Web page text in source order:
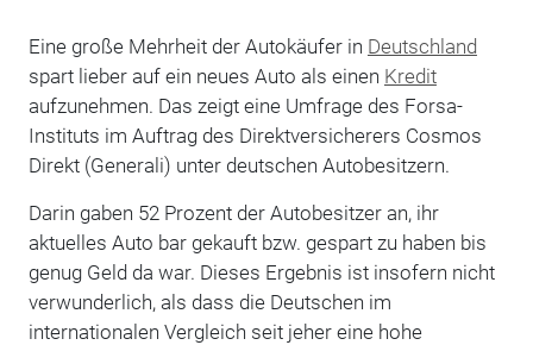
Eine große Mehrheit der Autokäufer in Deutschland
spart lieber auf ein neues Auto als einen Kredit
aufzunehmen. Das zeigt eine Umfrage des Forsa-
Instituts im Auftrag des Direktversicherers Cosmos
Direkt (Generali) unter deutschen Autobesitzern.
Darin gaben 52 Prozent der Autobesitzer an, ihr
aktuelles Auto bar gekauft bzw. gespart zu haben bis
genug Geld da war. Dieses Ergebnis ist insofern nicht
verwunderlich, als dass die Deutschen im
internationalen Vergleich seit jeher eine hohe